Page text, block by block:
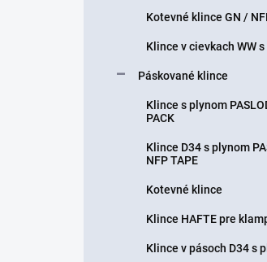
Kotevné klince GN /
Klince v cievkach WW
Páskované klince
Klince s plynom
PACK
Klince D34 s plynom
NFP TAPE
Kotevné klince
Klince HAFTE pre
Klince v pásoch D34 s